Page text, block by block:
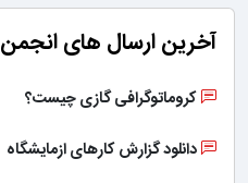
آخرین ارسال های انجمن
کروماتوگرافی گازی چیست؟
دانلود گزارش کارهای ازمایشگاه